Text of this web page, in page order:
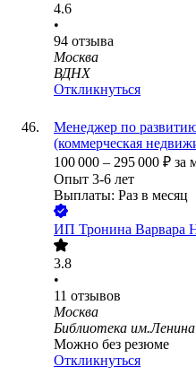
4.6
•
94 отзыва
Москва
ВДНХ
Откликнуться
Менеджер по
(коммерческая
100 000 – 295 000 ₽ за
Опыт 3-6 лет
Выплаты: Раз в месяц
ИП Тронина Варвара
3.8
•
11 отзывов
Москва
Библиотека им.Ленина
Можно без резюме
Откликнуться